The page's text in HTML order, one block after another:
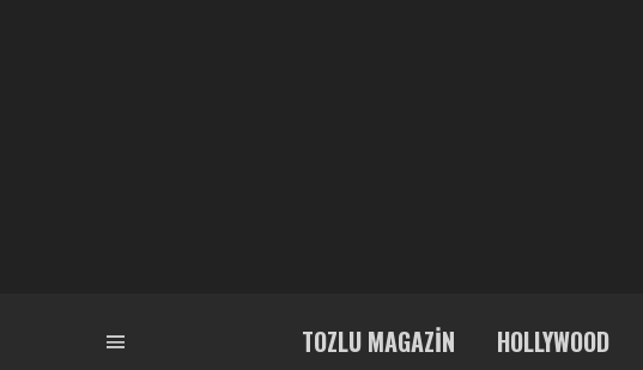
TOZLU MAGAZIN HOLLYWOOD